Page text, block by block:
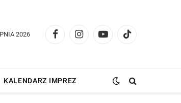
2026
FacebookInstagramYouTubeTikTok
KALENDARZ IMPREZ